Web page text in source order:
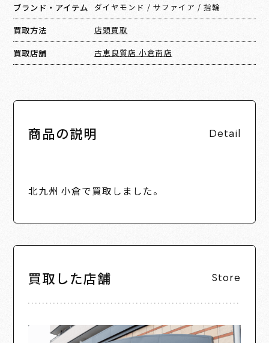
ブランド・アイテム ダイヤモンド / サファイア / 指輪
買取方法 店頭買取
買取店舗 古恵良質店 小倉南店
商品の説明 Detail
北九州 小倉で買取しました。
買取した店舗 Store